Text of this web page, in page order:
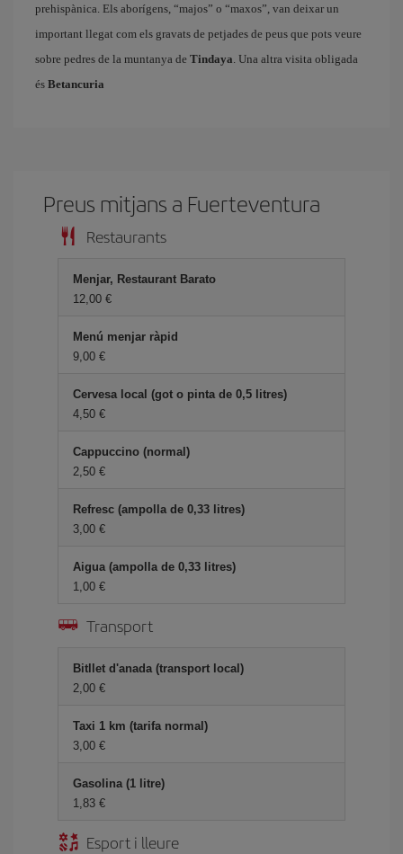
prehispànica. Els aborígens, “majos” o “maxos”, van deixar un
important llegat com els gravats de petjades de peus que pots veure
sobre pedres de la muntanya de Tindaya. Una altra visita obligada
és Betancuria
Preus mitjans a Fuerteventura
Restaurants
Menjar, Restaurant Barato
12,00
Menú menjar ràpid
9,00
Cervesa local (got o pinta de 0,5 litres)
4,50
Cappuccino (normal)
2,50
Refresc (ampolla de 0,33 litres)
3,00
Aigua (ampolla de 0,33 litres)
1,00
Transport
Bitllet d'anada (transport local)
2,00
Taxi 1 km (tarifa normal)
3,00
Gasolina (1 litre)
1,83
Esport i lleure